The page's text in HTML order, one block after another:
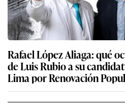
Rafael López Aliaga: qué
de Luis Rubio a su
Lima por Renovación